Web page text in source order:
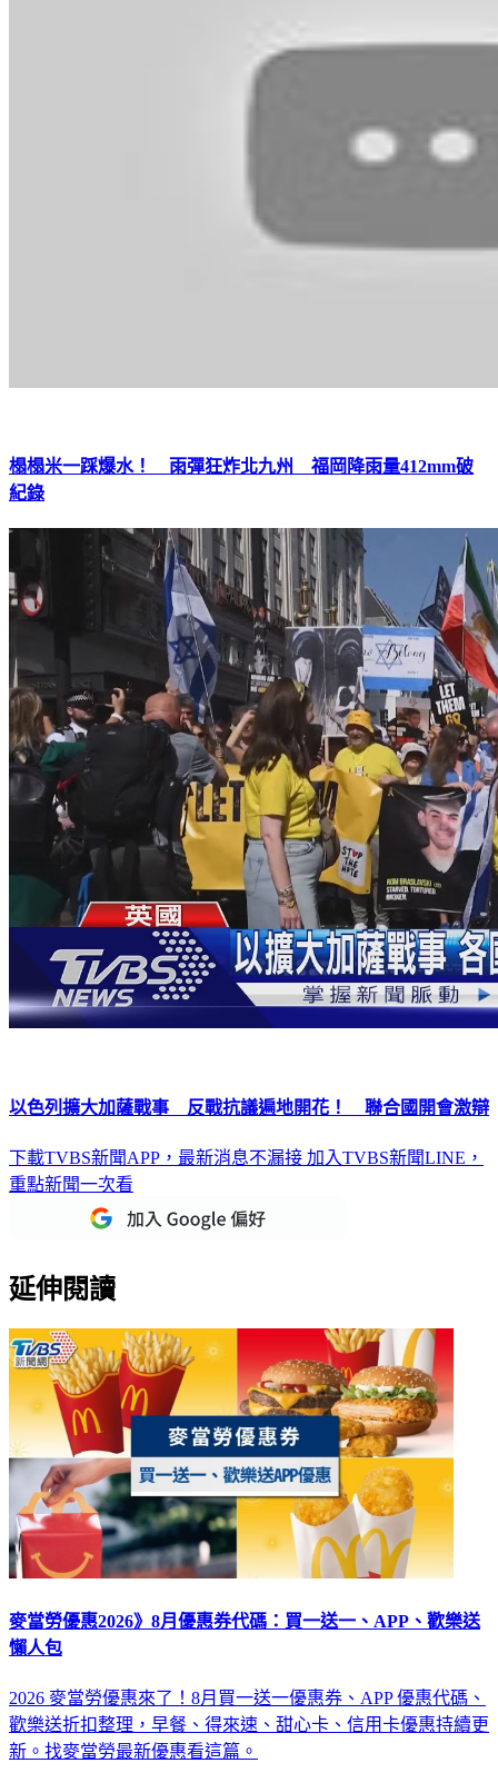
榻榻米一踩爆水！ 雨彈狂炸北九州 福岡降雨量412mm破
紀錄
以色列擴大加薩戰事 反戰抗議遍地開花！ 聯合國開會激辯
下載TVBS新聞APP，最新消息不漏接 加入TVBS新聞LINE，
重點新聞一次看
延伸閱讀
麥當勞優惠2026》8月優惠券代碼：買一送一、APP、歡樂送
懶人包
2026 麥當勞優惠來了！8月買一送一優惠券、APP 優惠代碼、
歡樂送折扣整理，早餐、得來速、甜心卡、信用卡優惠持續更
新。找麥當勞最新優惠看這篇。